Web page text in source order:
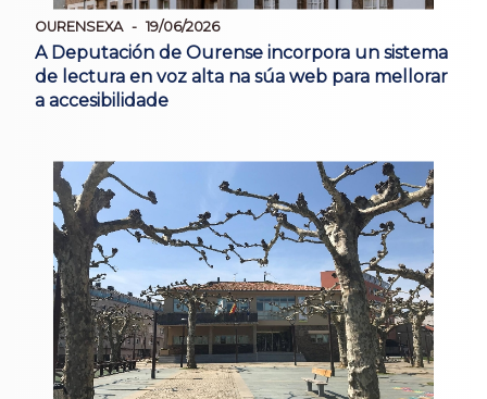
OURENSEXA 19/06/2026
A Deputación de Ourense incorpora un sistema
de lectura en voz alta na súa web para mellorar
a accesibilidade